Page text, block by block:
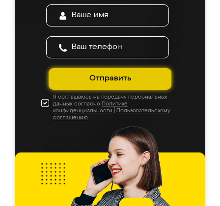
Отправить
Я соглашаюсь на передачу персональных
данных согласно Политике
конфиденциальности
Пользовательскому
соглашению